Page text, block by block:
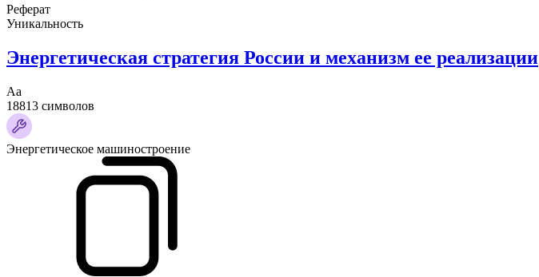
Реферат
Уникальность
Энергетическая стратегия России и механизм ее реализации
Аа
18813 символов
Энергетическое машиностроение